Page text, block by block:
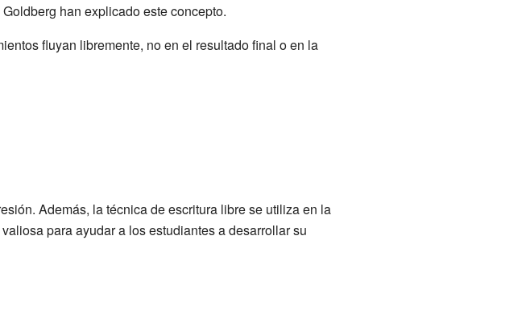
han explicado este concepto.
fluyan libremente, no en el resultado final o en la
Además, la técnica de escritura libre se utiliza en la
para ayudar a los estudiantes a desarrollar su